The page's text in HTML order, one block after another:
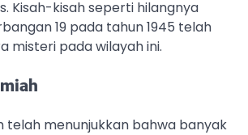
Kisah-kisah seperti hilangnya
19 pada tahun 1945 telah
misteri pada wilayah ini.
telah menunjukkan bahwa banyak